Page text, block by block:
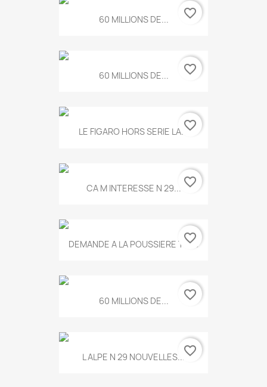
60 MILLIONS DE... favorite_border
60 MILLIONS DE... favorite_border
LE FIGARO HORS SERIE LA...favorite_border
CA M INTERESSE N 29... favorite_border
DEMANDE A LA POUSSIERE T.778
favorite_border
60 MILLIONS DE... favorite_border
L ALPE N 29 NOUVELLES...favorite_border